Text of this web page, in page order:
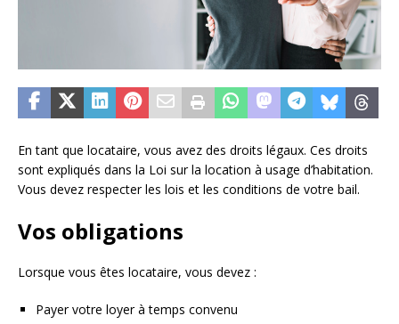
En tant que locataire, vous avez des droits légaux. Ces droits
sont expliqués dans la Loi sur la location à usage d’habitation.
Vous devez respecter les lois et les conditions de votre bail.
Vos obligations
Lorsque vous êtes locataire, vous devez :
Payer votre loyer à temps convenu